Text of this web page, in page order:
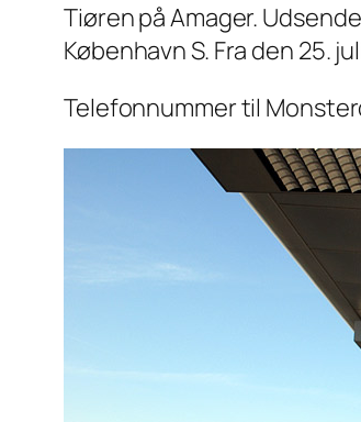
Tiøren på Amager.
København S. Fra den 25.
Telefonnummer til